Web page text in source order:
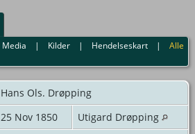
Media | Kilder | Hendelseskart |Alle
Hans Ols. Drøpping
25 Nov 1850
Utigard Drøpping